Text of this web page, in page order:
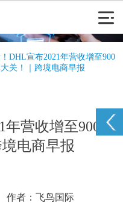
DHL宣布2021年营收增至900
关！｜跨境电商早报
年营收增至900亿
电商早报
作者：飞鸟国际